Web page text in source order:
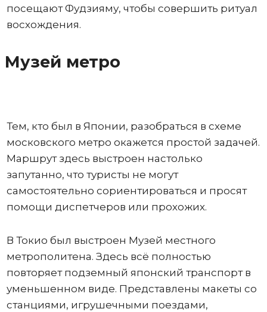
посещают Фудзияму, чтобы совершить ритуал
восхождения.
Музей метро
Тем, кто был в Японии, разобраться в схеме
московского метро окажется простой задачей.
Маршрут здесь выстроен настолько
запутанно, что туристы не могут
самостоятельно сориентироваться и просят
помощи диспетчеров или прохожих.
В Токио был выстроен Музей местного
метрополитена. Здесь всё полностью
повторяет подземный японский транспорт в
уменьшенном виде. Представлены макеты со
станциями, игрушечными поездами,